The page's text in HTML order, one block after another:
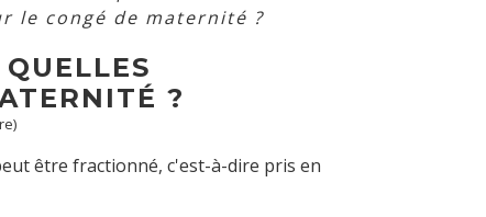
le congé de maternité ?
?
être fractionné, c'est-à-dire pris en